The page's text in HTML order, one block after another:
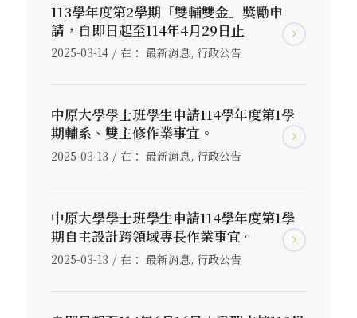
113學年度第2學期「雙輔雙金」獎勵申
請，自即日起至114年4月29日止
2025-03-14 / 在： 最新消息, 行政公告
中原大學學士班學生申請114學年度第1學
期輔系、雙主修作業事宜。
2025-03-13 / 在： 最新消息, 行政公告
中原大學學士班學生申請114學年度第1學
期自主設計跨領域專長作業事宜。
2025-03-13 / 在： 最新消息, 行政公告